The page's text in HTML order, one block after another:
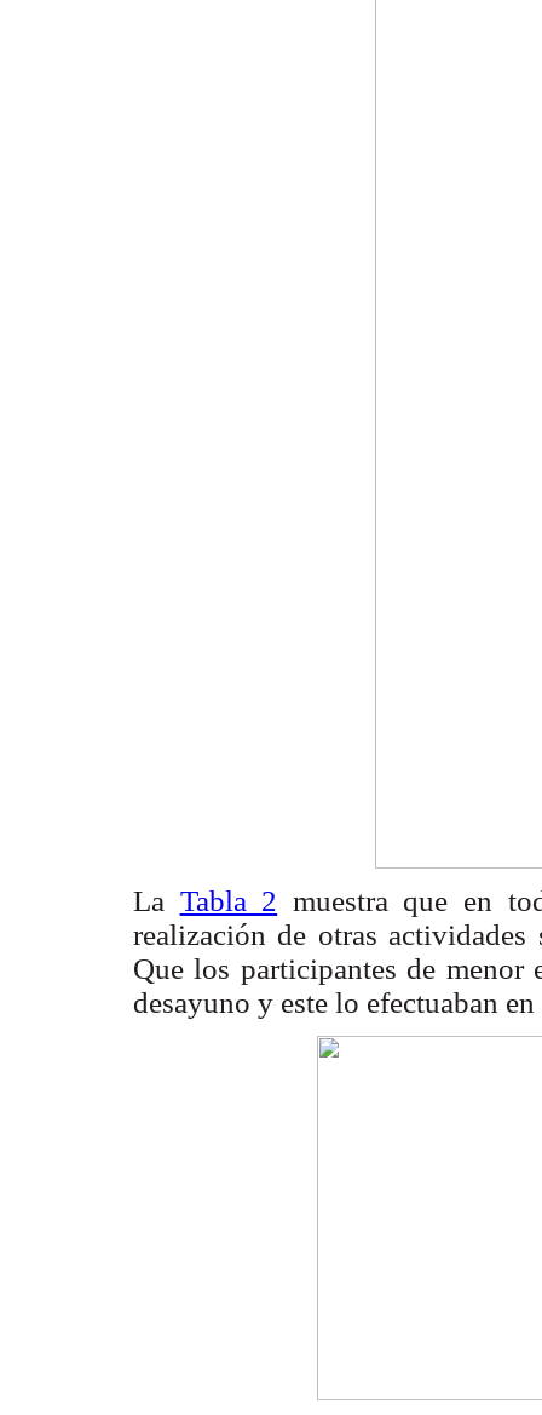
La Tabla 2 muestra que en
realización de otras
Que los participantes de menor
desayuno y este lo efectuaban